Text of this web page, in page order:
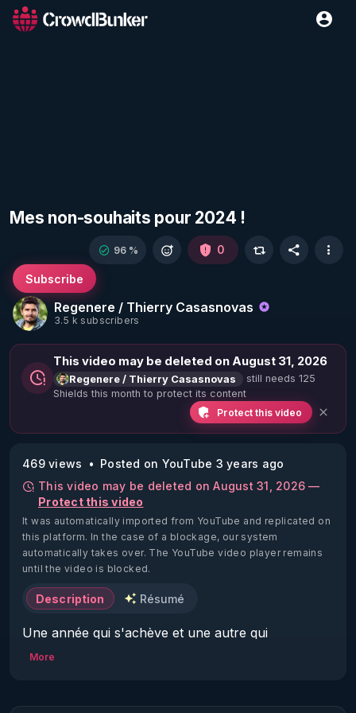
Mes non-souhaits pour 2024 !
Regenere / Thierry Casasnovas
3.5 k subscribers
Subscribe
96 % 0
This video may be deleted on August 31, 2026
Regenere / Thierry Casasnovas
still needs 125
Shields this month to protect its content
Protect this video
469 views
Posted on YouTube 3 years ago
This video may be deleted on August 31, 2026 —
Protect this video
It was automatically imported from YouTube and replicated on
this platform. In the case of a blockage, our system
automatically takes over. The YouTube video player remains
until the video is blocked.
Description Résumé
Une année qui s'achève et une autre qui
recommence c'est toujours l'occasion de
Alex à la caméra et moi  je suis sensé vous dire ...
More